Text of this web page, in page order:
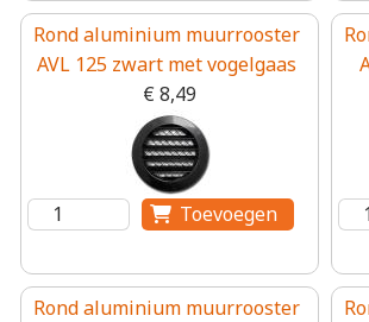
Rond aluminium muurrooster
AVL 125 zwart met vogelgaas
€ 8,49
Rond aluminium muurrooster